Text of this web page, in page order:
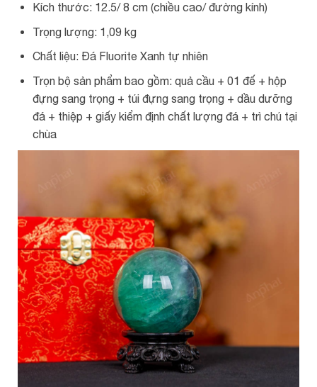
Kích thước: 12.5/ 8 cm (chiều cao/ đường kính)
Trọng lượng: 1,09 kg
Chất liệu: Đá Fluorite Xanh tự nhiên
Trọn bộ sản phẩm bao gồm: quả cầu + 01 đế + hộp
đựng sang trọng + túi đựng sang trọng + dầu dưỡng
đá + thiệp + giấy kiểm định chất lượng đá + trì chú tại
chùa